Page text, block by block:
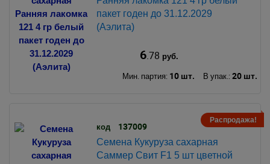
пакет годен до 31.12.2029
(Аэлита)
6.78 руб.
Мин. партия: 10 шт. В упак.: 20 шт.
Распродажа!
код 137009
Семена Кукуруза сахарная
Саммер Свит F1 5 шт цветной